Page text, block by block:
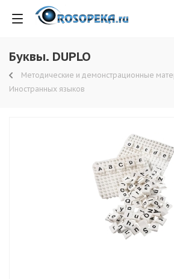
Буквы. DUPLO
Методические и демонстрационные
Иностранных языков